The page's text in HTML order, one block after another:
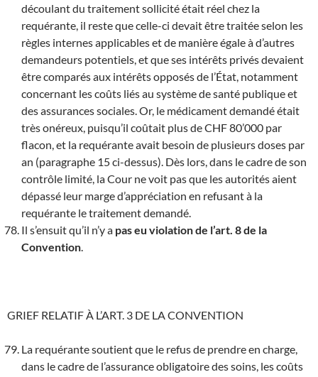
découlant du traitement sollicité était réel chez la
requérante, il reste que celle-ci devait être traitée selon les
règles internes applicables et de manière égale à d’autres
demandeurs potentiels, et que ses intérêts privés devaient
être comparés aux intérêts opposés de l’État, notamment
concernant les coûts liés au système de santé publique et
des assurances sociales. Or, le médicament demandé était
très onéreux, puisqu’il coûtait plus de CHF 80’000 par
flacon, et la requérante avait besoin de plusieurs doses par
an (paragraphe 15 ci-dessus). Dès lors, dans le cadre de son
contrôle limité, la Cour ne voit pas que les autorités aient
dépassé leur marge d’appréciation en refusant à la
requérante le traitement demandé.
Il s’ensuit qu’il n’y a pas eu violation de l’art. 8 de la
Convention
GRIEF RELATIF À L’ART. 3 DE LA CONVENTION
La requérante soutient que le refus de prendre en charge,
dans le cadre de l’assurance obligatoire des soins, les coûts